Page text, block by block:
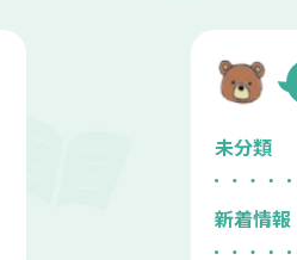
未分類
新着情報